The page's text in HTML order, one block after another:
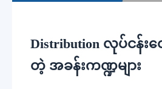
Distribution လုပ်ငန်း
တဲ့ အခန်းကဏ္ဍများ